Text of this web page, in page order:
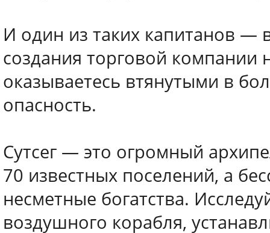
И один из таких капитанов —
создания торговой компании
оказываетесь втянутыми в
опасность.
Сутсег — это огромный
70 известных поселений, а
несметные богатства.
воздушного корабля,